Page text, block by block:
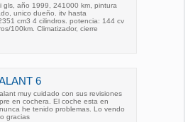
gls, año 1999, 241000 km, pintura
unico dueño. itv hasta
cm3 4 cilindros. potencia: 144 cv
100km. Climatizador, cierre
6
muy cuidado con sus revisiones
en cochera. El coche esta en
he tenido problemas. Lo vendo
gracias